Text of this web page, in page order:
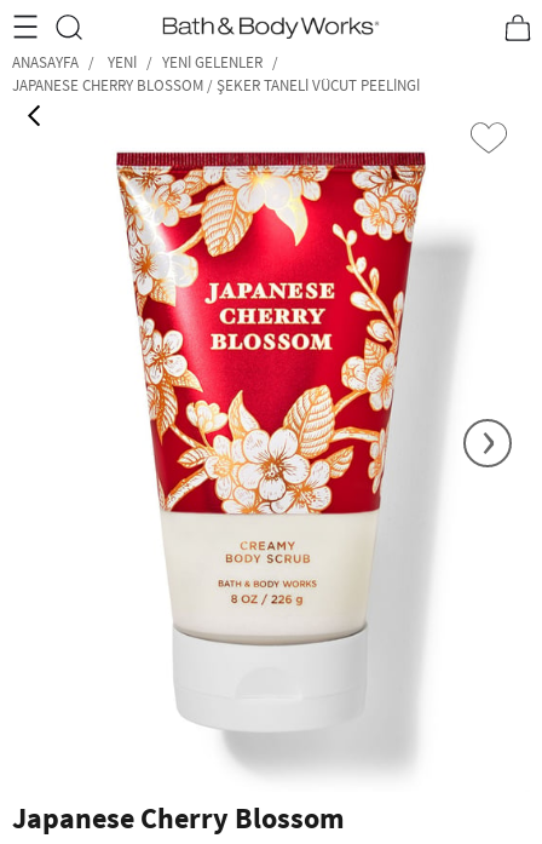
•2200₺ ve Üzeri Kargo Ücretsiz!• *Promosyon Detayları
ANASAYFA YENI
YENI GELENLER
JAPANESE CHERRY BLOSSOM / ŞEKER TANELI VÜCUT PEELINGI
›
Japanese Cherry Blossom